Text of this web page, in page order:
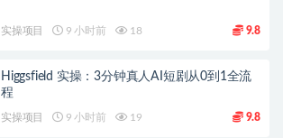
实操项目 9 小时前 18 9.8
Higgsfield 实操：3分钟真人AI短剧从0到1全流
程
实操项目 9 小时前 19 9.8